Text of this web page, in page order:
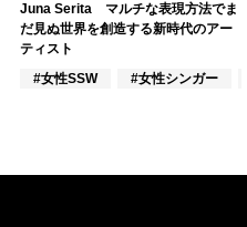
Juna Serita マルチな表現方法でま
だ見ぬ世界を創造する新時代のアー
ティスト
#女性SSW
#女性シンガー